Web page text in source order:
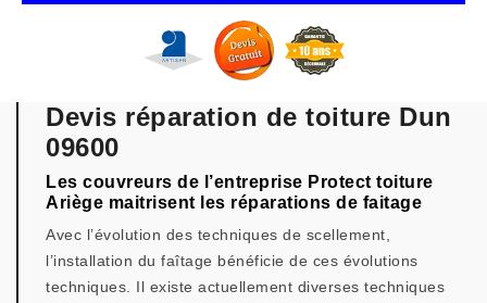
Devis réparation de toiture Dun
09600
Les couvreurs de l’entreprise Protect toiture
Ariège maitrisent les réparations de faitage
Avec l’évolution des techniques de scellement,
l’installation du faîtage bénéficie de ces évolutions
techniques. Il existe actuellement diverses techniques